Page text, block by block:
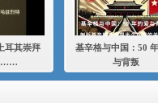
耳其崇拜
……
基辛格与中国：50
与背叛